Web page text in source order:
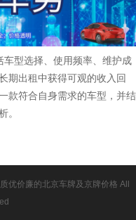
型选择、使用频率、维护成
期出租中获得可观的收入回
款符合自身需求的车型，并结
。
优价廉的北京车牌及京牌价格 All